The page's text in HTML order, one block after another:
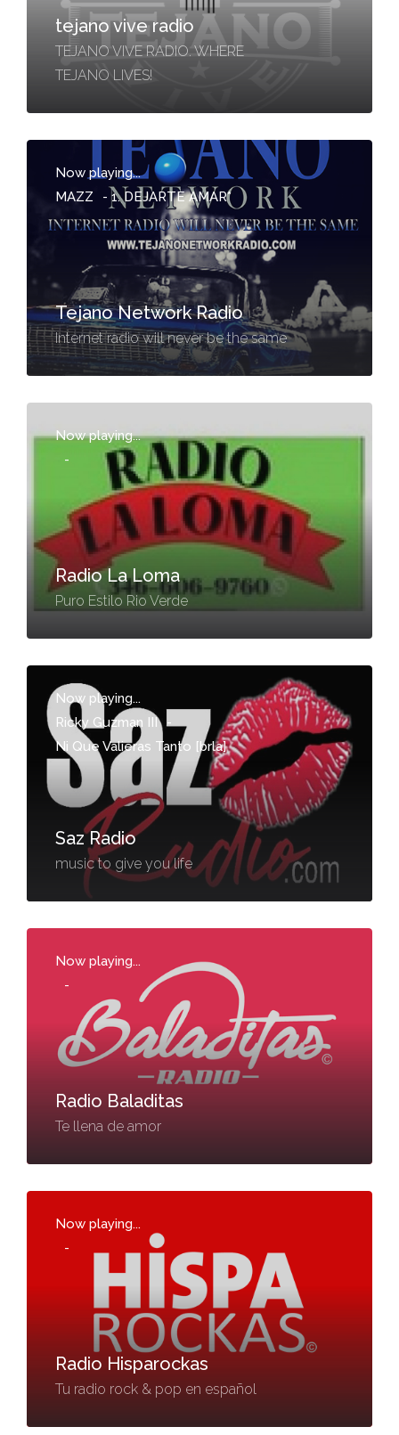
tejano vive radio
TEJANO VIVE RADIO. WHERE
TEJANO LIVES!
Now playing...
MAZZ
- 1. DEJARTE AMAR*
Tejano Network Radio
Internet radio will never be the same
Now playing...
-
Radio La Loma
Puro Estilo Rio Verde
Now playing...
Ricky Guzman III -
Ni Que Valieras Tanto [brla]
Saz Radio
music to give you life
Now playing...
-
Radio Baladitas
Te llena de amor
Now playing...
-
Radio Hisparockas
Tu radio rock & pop en español